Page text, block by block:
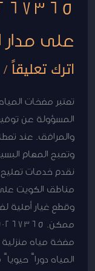
على
اترك تعليقاً/
تعتبر مضخات
المسؤولة عن
والمرافق. عند
وتصبح المهام
نقدم خدمات
مناطق الكويت
وقطع غيار أصلية
مضخة مياه
المياه دوراً